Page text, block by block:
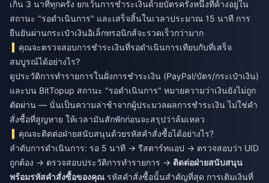
เกิน 3 นาทีทุกครั้ง ยกเว้นการชำระเงินด้วยบัตรครั้งหนึ่งที่ค้างอยู่ใน
สถานะ "รอดำเนินการ" และเสร็จสิ้นในเวลาประมาณ 15 นาที การ
ยืนยันผ่านกระเป๋าเงินอิเล็กทรอนิกส์จะรวดเร็วกว่ามาก
คุณจะตรวจสอบการชำระเงินที่รอดำเนินการเทียบกับที่เสร็จ
สมบูรณ์ได้อย่างไร?
ดูประวัติการทำรายการในฝั่งการชำระเงิน (PayPal/บัตร/กระเป๋าเงิน)
และบน BitTopup สถานะ "รอดำเนินการ" หมายความว่าเงินยังไม่ถูก
ตัดผ่าน — นั่นเป็นความล่าช้าจากผู้ประมวลผลการชำระเงิน ไม่ใช่คำ
สั่งซื้อที่สูญหาย ให้เวลามันสักพักก่อนจะสรุปว่าล้มเหลว
คุณจะติดต่อฝ่ายสนับสนุนด้วยรหัสคำสั่งซื้อได้อย่างไร?
ลำดับการดำเนินการ: รอ 5 นาที → รีสตาร์ทแอป → ตรวจสอบว่า UID
ถูกต้อง → ตรวจสอบประวัติการทำรายการ → ติดต่อฝ่ายสนับสนุน
พร้อมรหัสคำสั่งซื้อของคุณ รหัสคำสั่งซื้อนั้นสำคัญที่สุด การเติมเงินที่